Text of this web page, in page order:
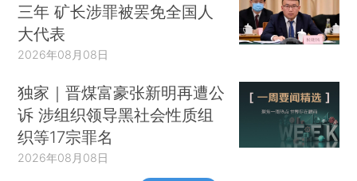
三年 矿长涉罪被罢免全国人
大代表
2026年08月08日
独家｜晋煤富豪张新明再遭公
诉 涉组织领导黑社会性质组
织等17宗罪名
2026年08月08日